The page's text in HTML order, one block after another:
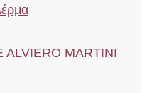
ALVIERO MARTINI